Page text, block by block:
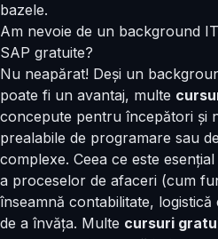
bazele.
Am nevoie de un background
SAP gratuite?
Nu neapărat! Deși un
poate fi un avantaj, multe
concepute pentru începători și
prealabile de programare sau
complexe. Ceea ce este
a proceselor de afaceri (cum
înseamnă contabilitate,
de a învăța. Multe cursuri